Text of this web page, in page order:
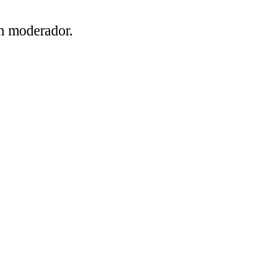
moderador.